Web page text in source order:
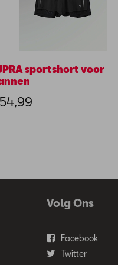
sportshort voor
Volg Ons
Facebook
Twitter